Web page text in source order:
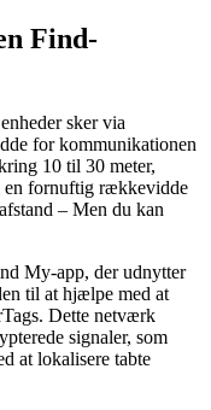
Find-
sker via
for kommunikationen
10 til 30 meter,
en fornuftig rækkevidde
– Men du kan
My-app, der udnytter
til at hjælpe med at
Dette netværk
signaler, som
at lokalisere tabte